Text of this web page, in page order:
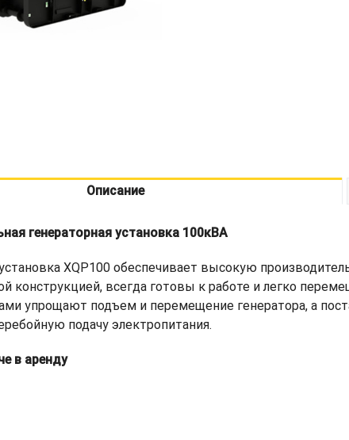
Описание
генераторная установка 100кВА
XQP100 обеспечивает высокую
конструкцией, всегда готовы к работе и легко
упрощают подъем и перемещение генератора, а
подачу электропитания.
в аренду